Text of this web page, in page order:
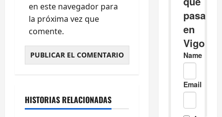
en este navegador para
la próxima vez que
comente.
HISTORIAS RELACIONADAS